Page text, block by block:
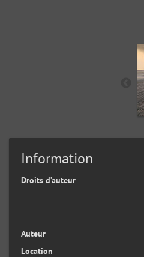
Information
Droits d’auteur
Auteur
Location